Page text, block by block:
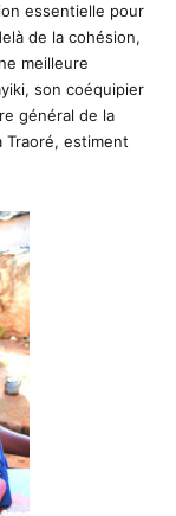
essentielle pour
de la cohésion,
meilleure
son coéquipier
général de la
Traoré, estiment